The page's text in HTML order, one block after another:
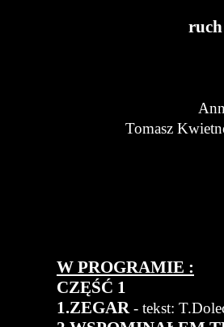
Tomasz
W PROGRAMIE :
CZĘŚĆ 1
1.ZEGAR - tekst: